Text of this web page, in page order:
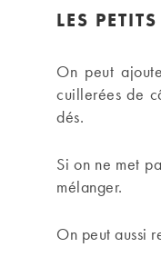
LES
On peut
cuillerées de
dés.
Si on ne met
mélanger.
On peut aussi